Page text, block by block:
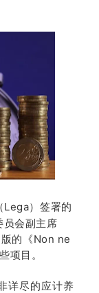
（Lega）签署的
员会副主席
的《Non ne
项目。
详尽的应计养